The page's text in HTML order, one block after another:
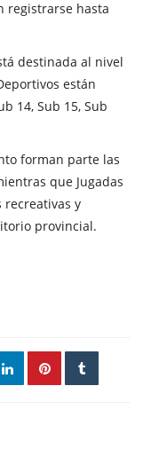
registrarse hasta
destinada al nivel
están
14, Sub 15, Sub
forman parte las
que Jugadas
recreativas y
provincial.